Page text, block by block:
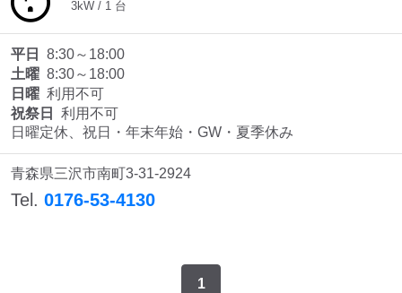
3kW / 1 台
平日
8:30～18:00
土曜 8:30～18:00
日曜 利用不可
祝祭日
利用不可
日曜定休、祝日・年末年始・GW・夏季休み
青森県三沢市南町3-31-2924
Tel. 0176-53-4130
1